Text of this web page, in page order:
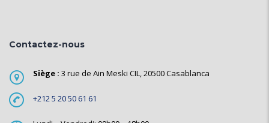
Contactez-nous
Siège : 3 rue de Ain Meski CIL, 20500 Casablanca
+212 5 20 50 61 61